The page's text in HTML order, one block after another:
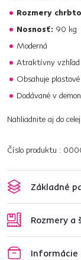
Rozmery
Nosnosť: 90 kg
Moderná
Atraktívny vzhľad
Obsahuje
Dodávané v
Nahliadnite aj do
Číslo produktu :
Základné
Rozmery a
Informácie